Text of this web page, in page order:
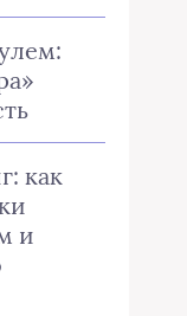
как
и